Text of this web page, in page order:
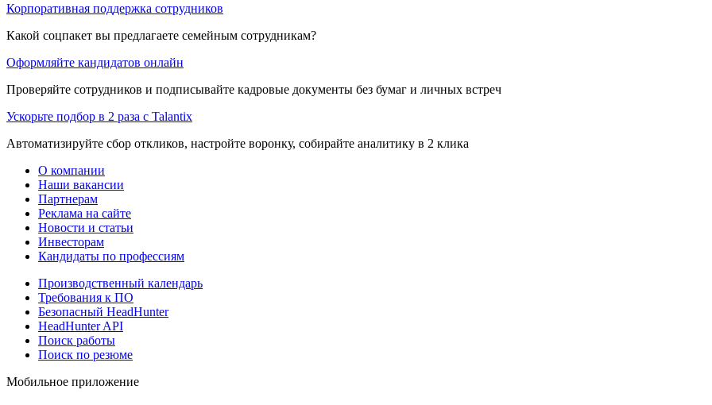
Корпоративная поддержка сотрудников
Какой соцпакет вы предлагаете семейным сотрудникам?
Оформляйте кандидатов онлайн
Проверяйте сотрудников и подписывайте кадровые документы без бумаг и личных встреч
Ускорьте подбор в 2 раза с Talantix
Автоматизируйте сбор откликов, настройте воронку, собирайте аналитику в 2 клика
О компании
Наши вакансии
Партнерам
Реклама на сайте
Новости и статьи
Инвесторам
Кандидаты по профессиям
Производственный календарь
Требования к ПО
Безопасный HeadHunter
HeadHunter API
Поиск работы
Поиск по резюме
Мобильное приложение